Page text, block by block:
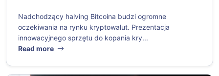
Nadchodzący halving Bitcoina budzi ogromne
oczekiwania na rynku kryptowalut. Prezentacja
innowacyjnego sprzętu do kopania kry...
Read more